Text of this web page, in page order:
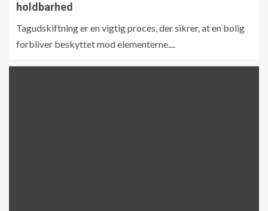
holdbarhed
Tagudskiftning er en vigtig proces, der sikrer, at en bolig
forbliver beskyttet mod elementerne....